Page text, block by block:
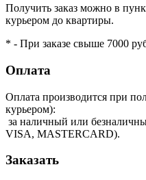
Получить заказ можно в
курьером до квартиры.
* - При заказе свыше 7000
Оплата
Оплата производится при
курьером):
за наличный или
VISA, MASTERCARD).
Заказать